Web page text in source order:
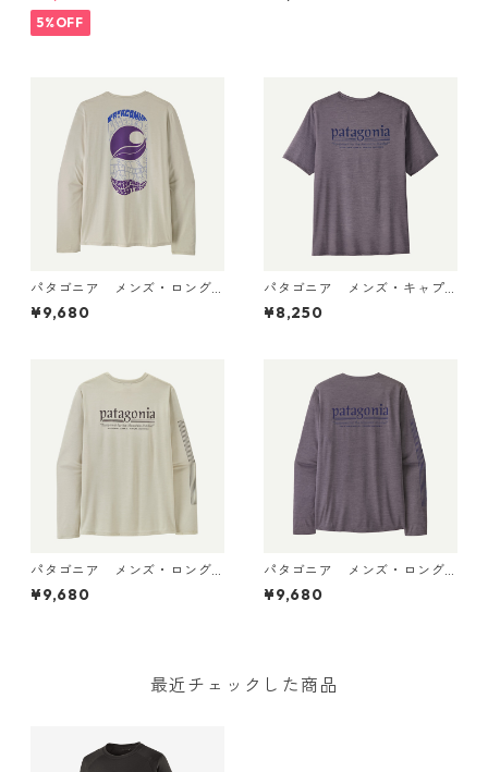
hite X-Dye 44740 日本正規
品
5%OFF
パタゴニア メンズ・ロング
スリーブ・キャプリーン・ク
ール・デイリー・シャツ（パ
¥9,680
パタゴニア メンズ・キャプ
リーン・クール・デイリー・
シャツ（ハット・トリッパ
¥8,250
パタゴニア メンズ・ロング
スリーブ・キャプリーン・ク
ール・デイリー・シャツ（ハ
¥9,680
パタゴニア メンズ・ロング
スリーブ・キャプリーン・ク
ール・デイリー・シャツ（ハ
¥9,680
最近チェックした商品